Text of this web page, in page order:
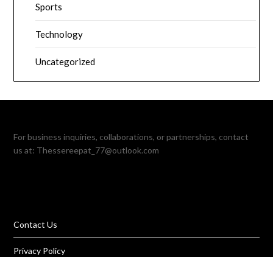
Sports
Technology
Uncategorized
For business inquiries, collaborations, or partnerships, contact
us at: Thessereepat_77@outlook.com
Contact Us
Privacy Policy